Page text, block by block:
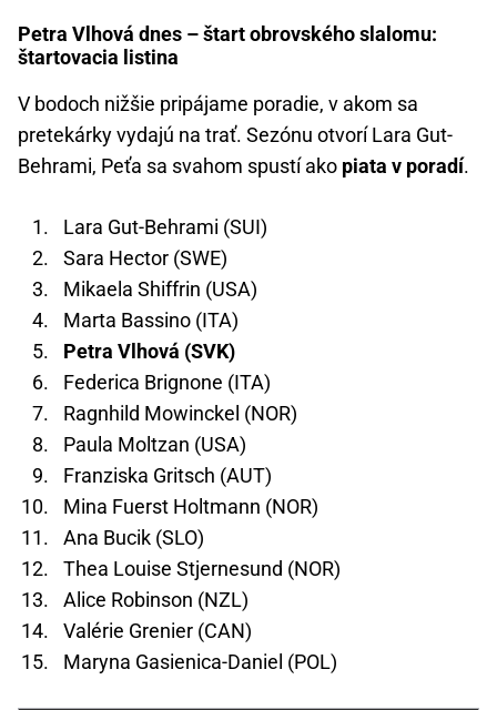
Petra Vlhová dnes – štart obrovského slalomu:
štartovacia listina
V bodoch nižšie pripájame poradie, v akom sa
pretekárky vydajú na trať. Sezónu otvorí Lara Gut-
Behrami, Peťa sa svahom spustí ako piata v poradí.
Lara Gut-Behrami (SUI)
Sara Hector (SWE)
Mikaela Shiffrin (USA)
Marta Bassino (ITA)
Petra Vlhová (SVK)
Federica Brignone (ITA)
Ragnhild Mowinckel (NOR)
Paula Moltzan (USA)
Franziska Gritsch (AUT)
Mina Fuerst Holtmann (NOR)
Ana Bucik (SLO)
Thea Louise Stjernesund (NOR)
Alice Robinson (NZL)
Valérie Grenier (CAN)
Maryna Gasienica-Daniel (POL)